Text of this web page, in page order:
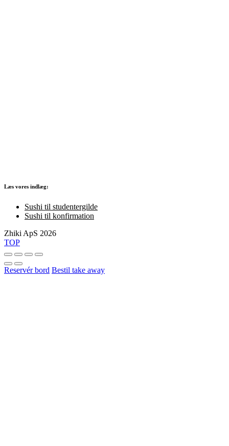
Læs vores indlæg:
Sushi til studentergilde
Sushi til konfirmation
Zhiki ApS 2026
TOP
Reservér bord Bestil take away